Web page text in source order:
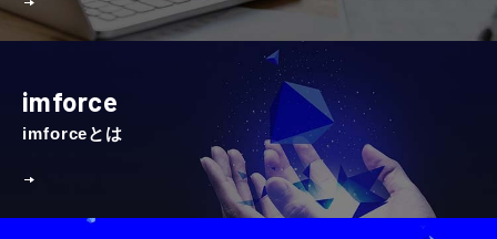
imforce
imforceとは